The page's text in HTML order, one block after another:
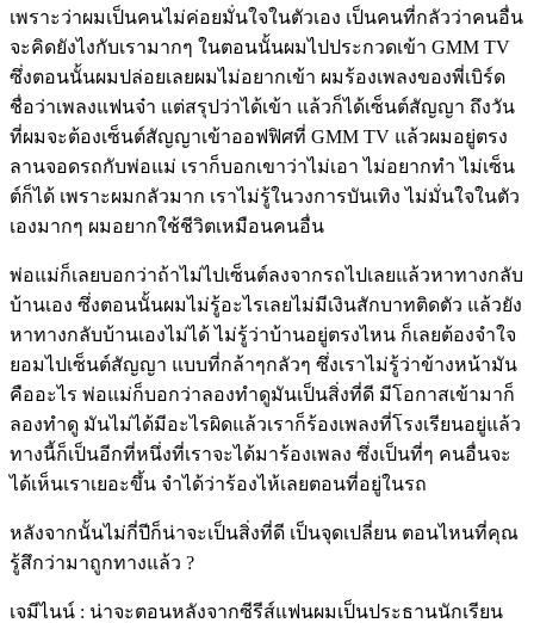
เพราะว่าผมเป็นคนไม่ค่อยมั่นใจในตัวเอง เป็นคนที่กลัวว่าคนอื่น
จะคิดยังไงกับเรามากๆ ในตอนนั้นผมไปประกวดเข้า GMM TV
ซึ่งตอนนั้นผมปล่อยเลยผมไม่อยากเข้า ผมร้องเพลงของพี่เบิร์ด
ชื่อว่าเพลงแฟนจ๋า แต่สรุปว่าได้เข้า แล้วก็ได้เซ็นต์สัญญา ถึงวัน
ที่ผมจะต้องเซ็นต์สัญญาเข้าออฟฟิศที่ GMM TV แล้วผมอยู่ตรง
ลานจอดรถกับพ่อแม่ เราก็บอกเขาว่าไม่เอา ไม่อยากทำ ไม่เซ็น
ต์ก็ได้ เพราะผมกลัวมาก เราไม่รู้ในวงการบันเทิง ไม่มั่นใจในตัว
เองมากๆ ผมอยากใช้ชีวิตเหมือนคนอื่น
พ่อแม่ก็เลยบอกว่าถ้าไม่ไปเซ็นต์ลงจากรถไปเลยแล้วหาทางกลับ
บ้านเอง ซึ่งตอนนั้นผมไม่รู้อะไรเลยไม่มีเงินสักบาทติดตัว แล้วยัง
หาทางกลับบ้านเองไม่ได้ ไม่รู้ว่าบ้านอยู่ตรงไหน ก็เลยต้องจำใจ
ยอมไปเซ็นต์สัญญา แบบที่กล้าๆกลัวๆ ซึ่งเราไม่รู้ว่าข้างหน้ามัน
คืออะไร พ่อแม่ก็บอกว่าลองทำดูมันเป็นสิ่งที่ดี มีโอกาสเข้ามาก็
ลองทำดู มันไม่ได้มีอะไรผิดแล้วเราก็ร้องเพลงที่โรงเรียนอยู่แล้ว
ทางนี้ก็เป็นอีกที่หนึ่งที่เราจะได้มาร้องเพลง ซึ่งเป็นที่ๆ คนอื่นจะ
ได้เห็นเราเยอะขึ้น จำได้ว่าร้องไห้เลยตอนที่อยู่ในรถ
หลังจากนั้นไม่กี่ปีก็น่าจะเป็นสิ่งที่ดี เป็นจุดเปลี่ยน ตอนไหนที่คุณ
รู้สึกว่ามาถูกทางแล้ว ?
เจมีไนน์ : น่าจะตอนหลังจากซีรีส์แฟนผมเป็นประธานนักเรียน